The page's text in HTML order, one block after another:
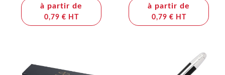
à partir de
0,79 € HT
à partir de
0,79 € HT